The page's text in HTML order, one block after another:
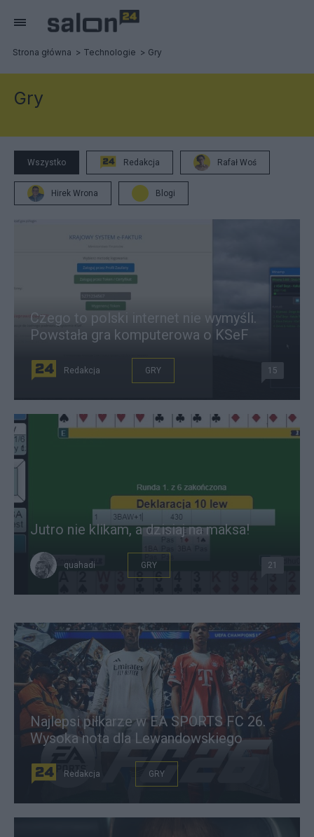
Strona główna Technologie Gry
Gry
Wszystko Redakcja Rafał Woś
Hirek Wrona Blogi
Czego to polski internet nie wymyśli.
Powstała gra komputerowa o KSeF
Redakcja GRY 15
Jutro nie klikam, a dzisiaj na maksa!
quahadi GRY 21
Najlepsi piłkarze w EA SPORTS FC 26.
Wysoka nota dla Lewandowskiego
Redakcja GRY